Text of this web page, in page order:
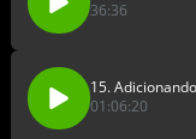
36:36
15.
01:06:20